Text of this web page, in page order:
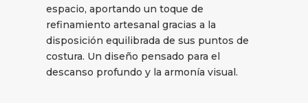
espacio, aportando un toque de
refinamiento artesanal gracias a la
disposición equilibrada de sus puntos de
costura. Un diseño pensado para el
descanso profundo y la armonía visual.